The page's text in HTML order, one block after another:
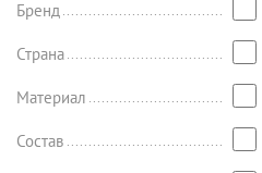
Бренд
Страна
Материал
Состав